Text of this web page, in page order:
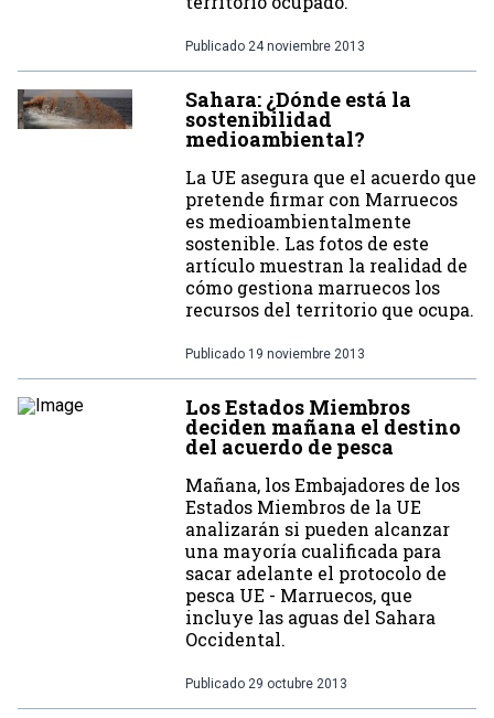
Publicado 24 noviembre 2013
Sahara: ¿Dónde está la
sostenibilidad
medioambiental?
La UE asegura que el acuerdo que
pretende firmar con Marruecos
es medioambientalmente
sostenible. Las fotos de este
artículo muestran la realidad de
cómo gestiona marruecos los
recursos del territorio que ocupa.
Publicado 19 noviembre 2013
Los Estados Miembros
deciden mañana el destino
del acuerdo de pesca
Mañana, los Embajadores de los
Estados Miembros de la UE
analizarán si pueden alcanzar
una mayoría cualificada para
sacar adelante el protocolo de
pesca UE - Marruecos, que
incluye las aguas del Sahara
Occidental.
Publicado 29 octubre 2013